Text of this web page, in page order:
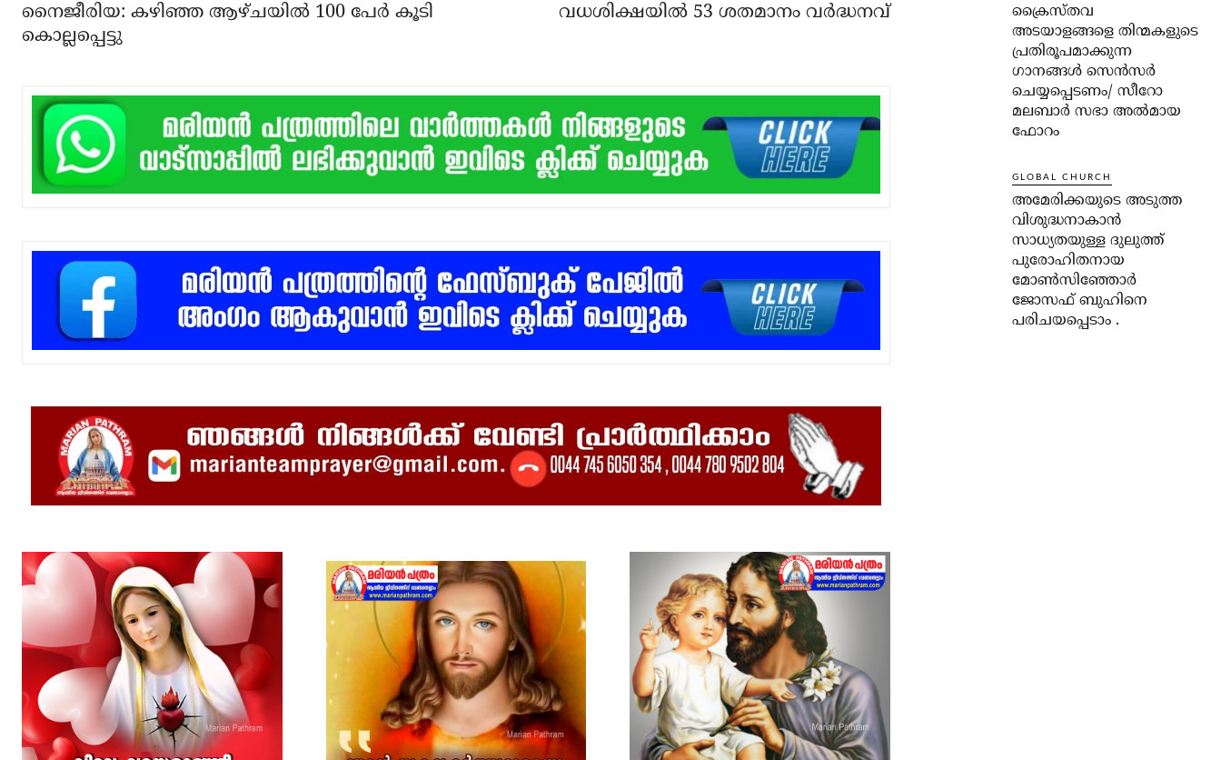
നൈജീരിയ: കഴിഞ്ഞ ആഴ്ചയില്‍ 100 പേര്‍ കൂടി
കൊല്ലപ്പെട്ടു
വധശിക്ഷയില്‍ 53 ശതമാനം വര്‍ദ്ധനവ്
ക്രൈസ്തവ
അടയാളങ്ങളെ തിന്മകളുടെ
പ്രതിരൂപമാക്കുന്ന
ഗാനങ്ങൾ സെൻസർ
ചെയ്യപ്പെടണം/ സീറോ
മലബാർ സഭാ അൽമായ
ഫോറം
GLOBAL CHURCH
അമേരിക്കയുടെ അടുത്ത
വിശുദ്ധനാകാൻ
സാധ്യതയുള്ള ദുലുത്ത്
പുരോഹിതനായ
മോൺസിഞ്ഞോർ
ജോസഫ് ബുഹിനെ
പരിചയപ്പെടാം .